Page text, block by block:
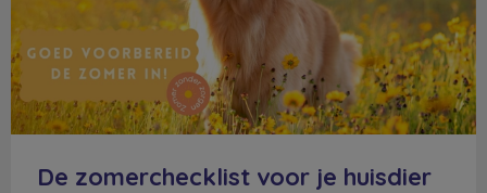
De zomerchecklist voor je huisdier